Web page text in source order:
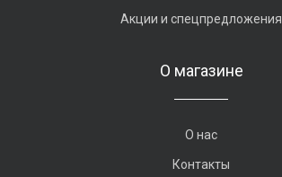
Акции и спецпредложения
О магазине
О нас
Контакты